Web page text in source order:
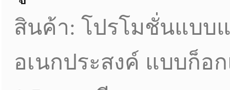
สินค้า: โปรโมชั่นแบบ
อเนกประสงค์ แบบก็อ